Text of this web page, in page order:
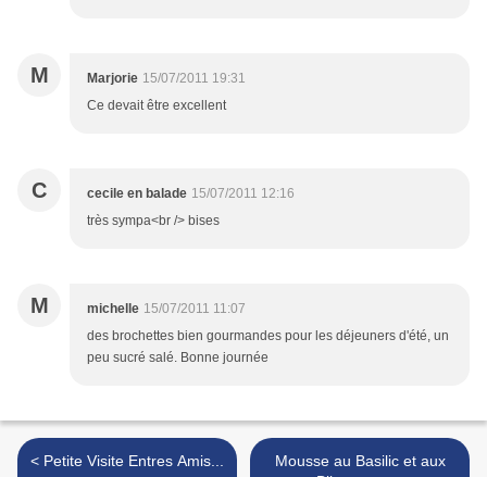
M Marjorie 15/07/2011 19:31
Ce devait être excellent
C cecile en balade 15/07/2011 12:16
très sympa<br /> bises
M michelle 15/07/2011 11:07
des brochettes bien gourmandes pour les déjeuners d'été, un
peu sucré salé. Bonne journée
< Petite Visite Entres Amis...
Mousse au Basilic et aux